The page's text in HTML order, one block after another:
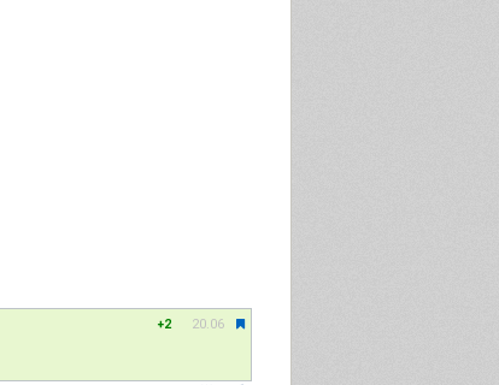
20.06
+2